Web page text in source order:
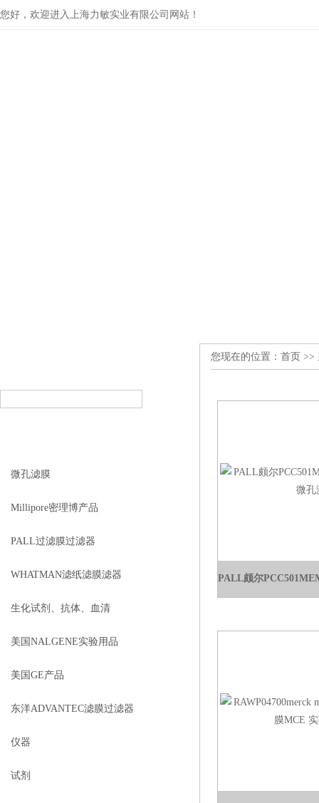
您好，欢迎进入上海力敏实业有限公司网站！
微孔滤膜
Millipore密理博产品
PALL过滤膜过滤器
WHATMAN滤纸滤膜滤器
生化试剂、抗体、血清
美国NALGENE实验用品
美国GE产品
东洋ADVANTEC滤膜过滤器
仪器
试剂
您现在的位置： 首页 >>